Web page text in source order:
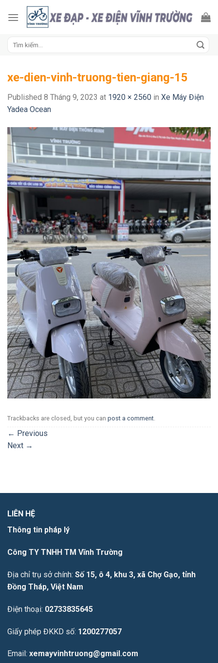
xe-dien-vinh-truong-tien-giang-15
Published 8 Tháng 9, 2023 at 1920 × 2560 in Xe Máy Điện
Yadea Ocean
Trackbacks are closed, but you can post a comment
← Previous
Next →
LIÊN HỆ
Thông tin pháp lý
Công TY TNHH TM Vĩnh Trường
Địa chỉ trụ sở chính: Số 15, ô 4, khu 3, xã Chợ Gạo, tỉnh
Đồng Tháp, Việt Nam
Điện thoại: 02733835645
Giấy phép ĐKKD số: 1200277057
Email: xemayvinhtruong@gmail.com